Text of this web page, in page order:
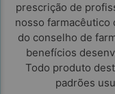
prescrição de
nosso farmacêutico
do conselho de
benefícios
Todo produto
padrões